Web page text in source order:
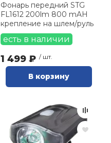
Фонарь передний STG
FL1612 200lm 800 mAH
крепление на шлем/руль
есть в наличии
1 499 ₽ / шт.
В корзину